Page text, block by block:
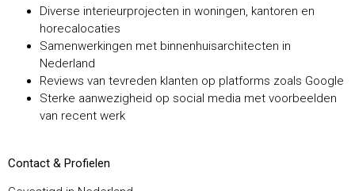
Diverse interieurprojecten in woningen, kantoren en
horecalocaties
Samenwerkingen met binnenhuisarchitecten in
Nederland
Reviews van tevreden klanten op platforms zoals Google
Sterke aanwezigheid op social media met voorbeelden
van recent werk
Contact & Profielen